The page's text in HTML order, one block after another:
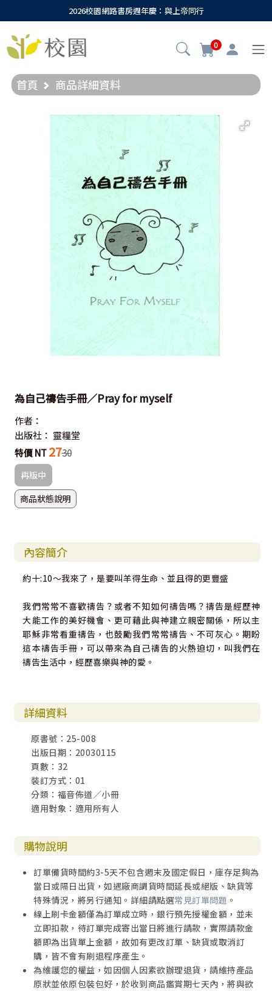
2026校園網路書房週年慶：與上帝同行
0
首頁 商品詳細資料
為自己禱告手冊／Pray for myself
作者：
出版社： 靈糧堂
特價 NT 2730
再版中
商品狀態說明
內容簡介
約十:10～我來了，是要叫羊得生命、並且得的更豐盛
我們常常不喜歡禱告？或者不知如何禱告嗎？禱告是經歷神
大能工作的美好機會、更可藉此與神建立親密關係，所以主
耶穌非常看重禱告，也鼓勵我們常常禱告、不可灰心。期盼
這本禱告手冊，可以帶來為自己禱告的火熱迫切，叫我們在
禱告生活中，經歷喜樂與神的愛。
詳細資料
原書號：25-008
出版日期：20030115
頁數：32
裝訂方式：01
分類：福音佈道／小冊
適用對象：適用所有人
購物說明
訂單備貨時間約3-5天不包含週末及國定假日，庫存足夠為
當日或隔日出貨，如遇廠商調貨時間延長或絕版、缺貨等
特殊情況，將另行通知。詳細請點選常見訂單問題 。
線上刷卡金額僅為訂單成立時，銀行預先授權金額，並未
立即扣款，待訂單完成寄出當日將進行請款，實際請款金
額即為出貨單上金額，故如有更改訂單、缺貨或取消訂
購，皆不會有刷退程序產生。
為維護您的權益，如因個人因素欲辦理退貨，請維持產品
原狀並依原包裝包好，於收到商品鑑賞期七天內，將與欲